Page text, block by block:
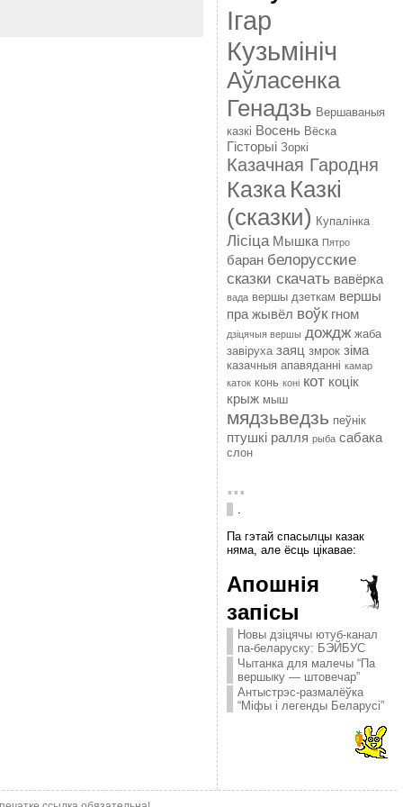
Ігар
Кузьмініч
Аўласенка
Генадзь Вершаваныя
казкі Восень Вёска
Гісторыі Зоркі
Казачная Гародня
Казка Казкі
(сказки) Купалінка
Лісіца Мышка Пятро
баран белорусские
сказки скачать вавёрка
вада вершы дзеткам вершы
пра жывёл воўк гном
дзіцячыя вершы дождж жаба
завіруха заяц змрок зіма
казачныя апавяданні камар
каток конь коні кот коцік
крыж мыш
мядзьведзь пеўнік
птушкі ралля рыба сабака
слон
...
.
Па гэтай спасылцы казак
няма, але ёсць цікавае:
Апошнія
запісы
Новы дзіцячы ютуб-канал
па-беларуску: БЭЙБУС
Чытанка для малечы “Па
вершыку — штовечар”
Антыстрэс-размалёўка
“Міфы і легенды Беларусі”